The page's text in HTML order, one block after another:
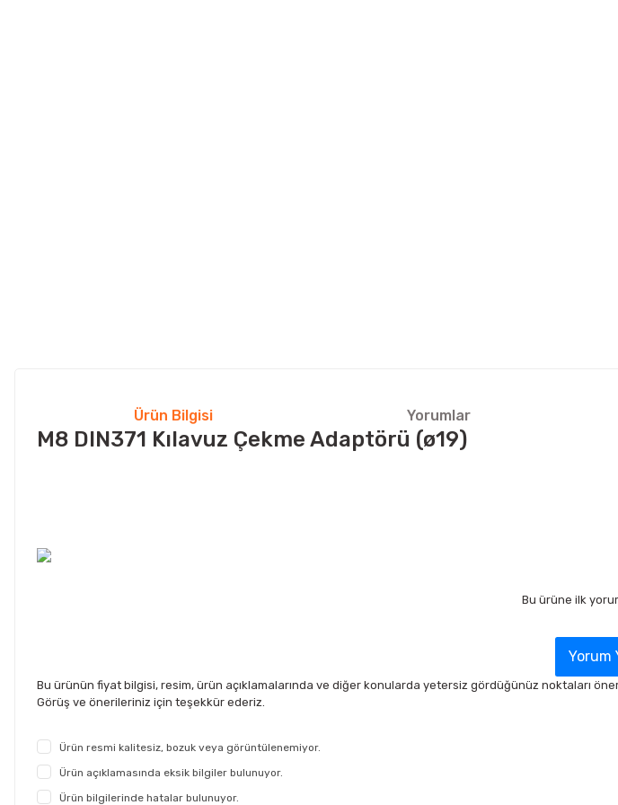
Ürün Bilgisi Yorumlar
M8 DIN371 Kılavuz Çekme Adaptörü (ø19)
Bu ürüne ilk
Yorum
Bu ürünün fiyat bilgisi, resim, ürün açıklamalarında ve diğer konularda yetersiz gördüğünüz noktaları
Görüş ve önerileriniz için teşekkür ederiz.
Ürün resmi kalitesiz, bozuk veya görüntülenemiyor.
Ürün açıklamasında eksik bilgiler bulunuyor.
Ürün bilgilerinde hatalar bulunuyor.